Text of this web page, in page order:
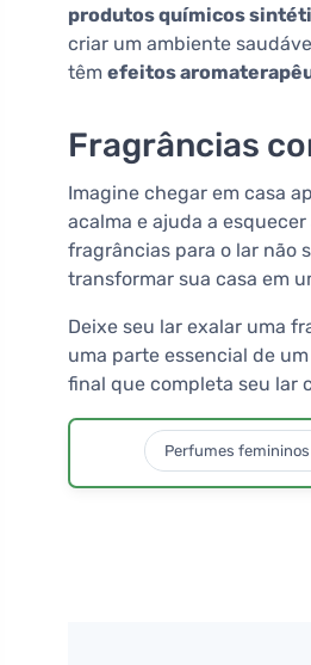
produtos químicos
criar um ambiente
têm efeitos
Fragrâncias
Imagine chegar em casa
acalma e ajuda a
fragrâncias para o lar não
transformar sua casa em
Deixe seu lar exalar uma
uma parte essencial de
final que completa seu lar
Perfumes femininos